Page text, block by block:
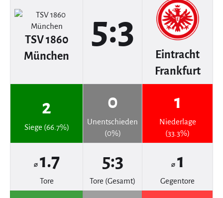
TSV 1860
München
5:3
Eintracht
Frankfurt
2
Siege (66.7%)
0
Unentschieden
(0%)
1
Niederlage
(33.3%)
⌀ 1.7
Tore
5:3
Tore (Gesamt)
⌀ 1
Gegentore